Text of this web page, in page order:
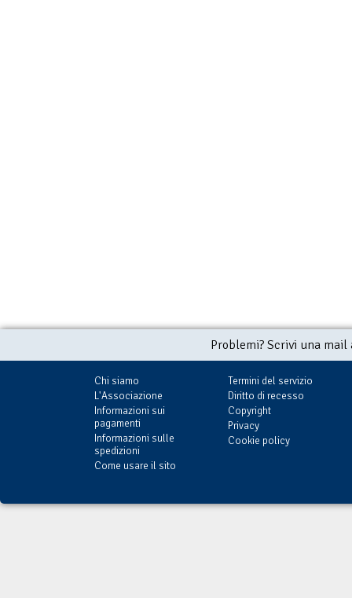
Problemi? Scrivi una
Chi siamo
L'Associazione
Informazioni sui
pagamenti
Informazioni sulle
spedizioni
Come usare il sito
Termini del servizio
Diritto di recesso
Copyright
Privacy
Cookie policy